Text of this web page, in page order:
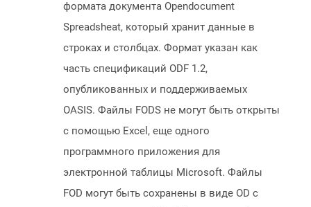
формата документа Opendocument
Spreadsheat, который хранит данные в
строках и столбцах. Формат указан как
часть спецификаций ODF 1.2,
опубликованных и поддерживаемых
OASIS. Файлы FODS не могут быть открыты
с помощью Excel, еще одного
программного приложения для
электронной таблицы Microsoft. Файлы
FOD могут быть сохранены в виде OD с